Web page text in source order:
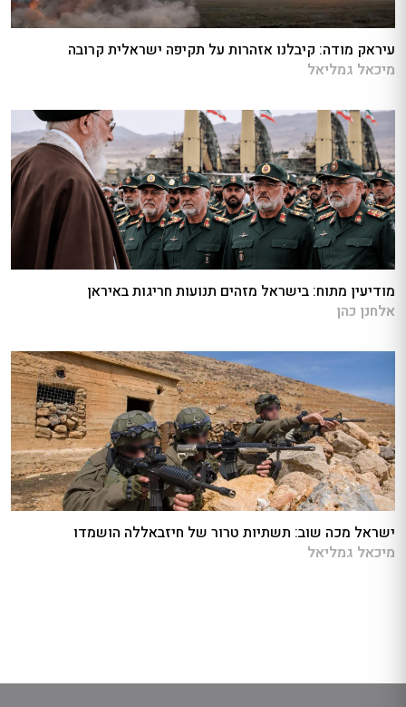
עיראק מודה: קיבלנו אזהרות על תקיפה ישראלית קרובה
מיכאל גמליאל
מודיעין מתוח: בישראל מזהים תנועות חריגות באיראן
אלחנן כהן
ישראל מכה שוב: תשתיות טרור של חיזבאללה הושמדו
מיכאל גמליאל